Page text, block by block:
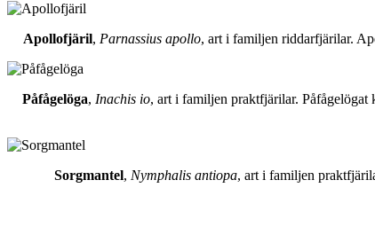
Apollofjäril, Parnassius apollo, art i familjen riddarfjärilar.
Påfågelöga, Inachis io, art i familjen praktfjärilar. Påfågelögat
Sorgmantel, Nymphalis antiopa, art i familjen